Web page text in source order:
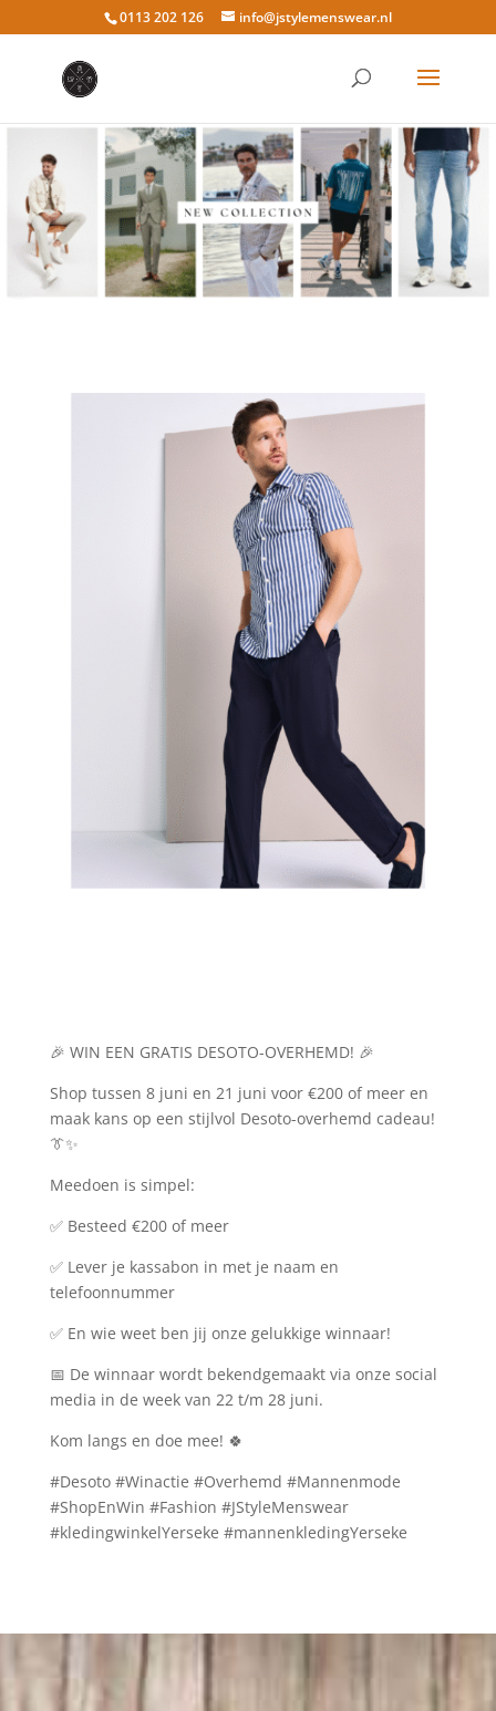
0113 202 126 info@jstylemenswear.nl
🎉 WIN EEN GRATIS DESOTO-OVERHEMD! 🎉
Shop tussen 8 juni en 21 juni voor €200 of meer en
maak kans op een stijlvol Desoto-overhemd cadeau!
👔✨
Meedoen is simpel:
✅ Besteed €200 of meer
✅ Lever je kassabon in met je naam en
telefoonnummer
✅ En wie weet ben jij onze gelukkige winnaar!
📅 De winnaar wordt bekendgemaakt via onze social
media in de week van 22 t/m 28 juni.
Kom langs en doe mee! 🍀
#Desoto #Winactie #Overhemd #Mannenmode
#ShopEnWin #Fashion #JStyleMenswear
#kledingwinkelYerseke #mannenkledingYerseke